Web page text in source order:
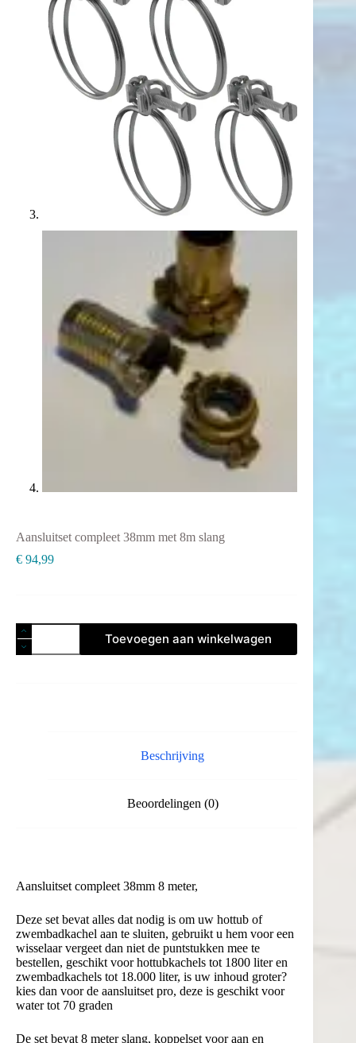
Aansluitset compleet 38mm met 8m slang
€ 94,99
Aansluitset
compleet
38mm
Toevoegen aan winkelwagen
Beschrijving
Beoordelingen (0)
Aansluitset compleet 38mm 8 meter,
Deze set bevat alles dat nodig is om uw hottub of
zwembadkachel aan te sluiten, gebruikt u hem voor een
wisselaar vergeet dan niet de puntstukken mee te
bestellen, geschikt voor hottubkachels tot 1800 liter en
zwembadkachels tot 18.000 liter, is uw inhoud groter?
kies dan voor de aansluitset pro, deze is geschikt voor
water tot 70 graden
De set bevat 8 meter slang, koppelset voor aan en